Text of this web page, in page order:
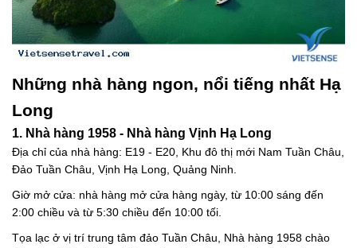
Những nhà hàng ngon, nổi tiếng nhất Hạ
Long
1. Nhà hàng 1958 - Nhà hàng Vịnh Hạ Long
Địa chỉ của nhà hàng: E19 - E20, Khu đô thị mới Nam Tuần Châu,
Đảo Tuần Châu, Vịnh Hạ Long, Quảng Ninh.
Giờ mở cửa: nhà hàng mở cửa hàng ngày, từ 10:00 sáng đến
2:00 chiều và từ 5:30 chiều đến 10:00 tối.
Tọa lạc ở vị trí trung tâm đảo Tuần Châu, Nhà hàng 1958 chào